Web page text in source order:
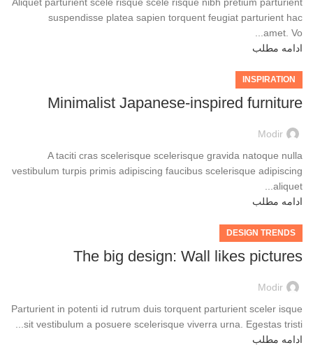
suspendisse platea sapien torquent feugiat parturient hac
amet. Vo...
ادامه مطلب
INSPIRATION
Minimalist Japanese-inspired furniture
Modir
A taciti cras scelerisque scelerisque gravida natoque nulla
vestibulum turpis primis adipiscing faucibus scelerisque adipiscing
aliquet...
ادامه مطلب
DESIGN TRENDS
The big design: Wall likes pictures
Modir
Parturient in potenti id rutrum duis torquent parturient sceler isque
sit vestibulum a posuere scelerisque viverra urna. Egestas tristi...
ادامه مطلب